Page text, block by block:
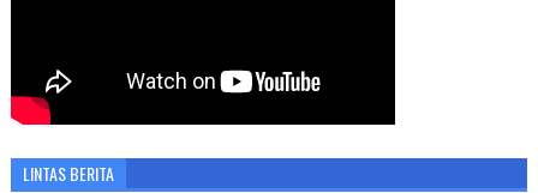
LINTAS BERITA